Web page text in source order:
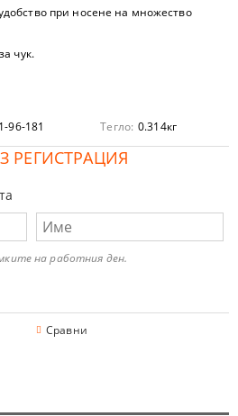
при носене на множество
чук.
1-96-181 Тегло: 0.314кг
РЕГИСТРАЦИЯ
на работния ден.
Сравни